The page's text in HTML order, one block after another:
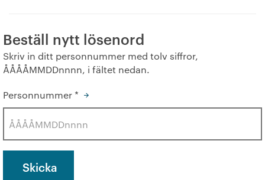
Våra bostäder
Jobba hos oss
Beställ nytt lösenord
Skriv in ditt personnummer med tolv siffror,
ÅÅÅÅMMDDnnnn, i fältet nedan.
Personnummer *